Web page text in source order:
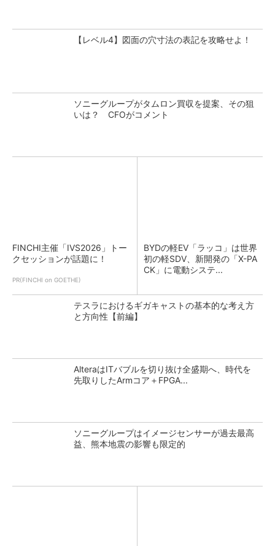
【レベル4】図面の穴寸法の表記を攻略せよ！
ソニーグループがタムロン買収を提案、その狙
いは？ CFOがコメント
FINCHI主催「IVS2026」トー
クセッションが話題に！
PR(FINCHI on GOETHE)
BYDの軽EV「ラッコ」は世界
初の軽SDV、新開発の「X-PA
CK」に電動システ...
テスラにおけるギガキャストの基本的な考え方
と方向性【前編】
AlteraはITバブルを切り抜け全盛期へ、時代を
先取りしたArmコア＋FPGA...
ソニーグループはイメージセンサーが過去最高
益、熊本地震の影響も限定的